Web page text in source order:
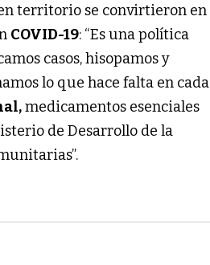
territorio se convirtieron en
COVID-19: “Es una política
casos, hisopamos y
lo que hace falta en cada
medicamentos esenciales
de Desarrollo de la